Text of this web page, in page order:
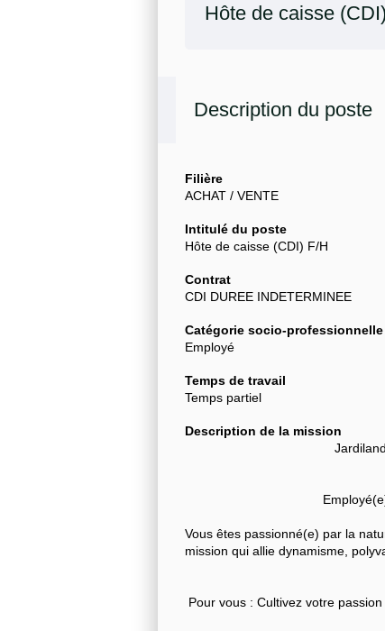
Hôte de caisse
Description du poste
Filière
ACHAT / VENTE
Intitulé du poste
Hôte de caisse (CDI) F/H
Contrat
CDI DUREE INDETERMINEE
Catégorie socio-professionnelle
Employé
Temps de travail
Temps partiel
Description de la mission
Vous êtes passionné(e) par la
mission qui allie dynamisme,
Pour vous : Cultivez votre passion